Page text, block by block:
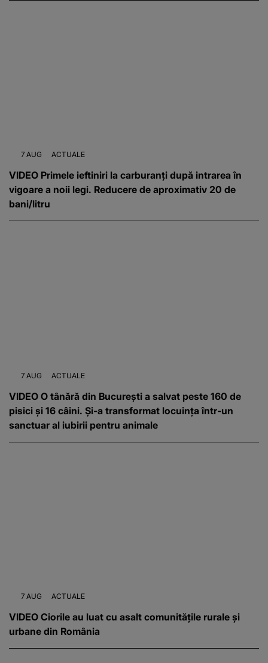
7 AUG ACTUALE
VIDEO Primele ieftiniri la carburanți după intrarea în
vigoare a noii legi. Reducere de aproximativ 20 de
bani/litru
7 AUG ACTUALE
VIDEO O tânără din București a salvat peste 160 de
pisici și 16 câini. Și-a transformat locuința într-un
sanctuar al iubirii pentru animale
7 AUG ACTUALE
VIDEO Ciorile au luat cu asalt comunitățile rurale și
urbane din România